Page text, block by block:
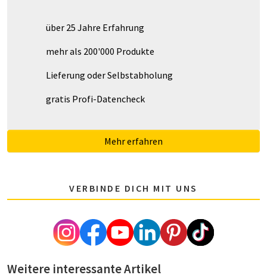
über 25 Jahre Erfahrung
mehr als 200'000 Produkte
Lieferung oder Selbstabholung
gratis Profi-Datencheck
Mehr erfahren
VERBINDE DICH MIT UNS
Weitere interessante Artikel